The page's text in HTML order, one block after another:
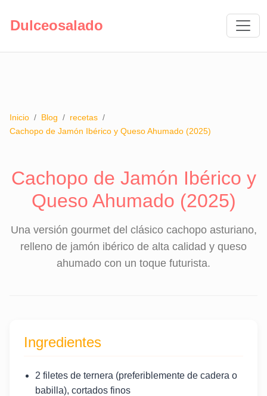
Dulceosalado
Inicio / Blog / recetas /
Cachopo de Jamón Ibérico y Queso Ahumado (2025)
Cachopo de Jamón Ibérico y
Queso Ahumado (2025)
Una versión gourmet del clásico cachopo asturiano,
relleno de jamón ibérico de alta calidad y queso
ahumado con un toque futurista.
Ingredientes
2 filetes de ternera (preferiblemente de cadera o
babilla), cortados finos